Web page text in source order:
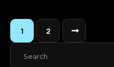
1 2